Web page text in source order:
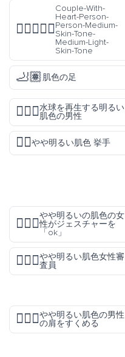
🧑🏽‍❤️‍🧑🏼
Couple-With-
Heart-Person-
Person-Medium-
Skin-Tone-
Medium-Light-
Skin-Tone
🦶🏽肌色の足
🤽🏻‍♂️水球を再生する明るい
肌色の男性
✋🏼やや明るい肌色 挙手
🙆🏼‍♀️
やや明るいの肌色の女
性がジェスチャーを
「ok」
👩🏼‍⚖️やや明るい肌色女性審
査員
🤷🏼‍♂️やや明るい肌色の男性
の肩をすくめる